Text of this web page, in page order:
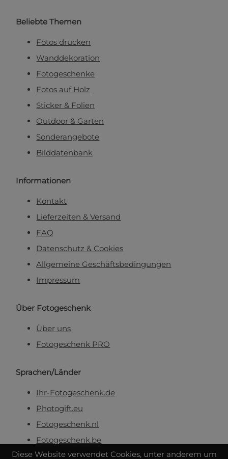
Diese Website verwendet Cookies, unter anderem um
Beliebte Themen
Fotos drucken
Wanddekoration
Fotogeschenke
Fotos auf Holz
Sticker & Folien
Outdoor & Garten
Sonderangebote
Bilddatenbank
Informationen
Kontakt
Lieferzeiten & Versand
FAQ
Datenschutz & Cookies
Allgemeine Geschäftsbedingungen
Impressum
Über Fotogeschenk
Über uns
Fotogeschenk PRO
Sprachen/Länder
Ihr-Fotogeschenk.de
Photogift.eu
Fotogeschenk.nl
Fotogeschenk.be